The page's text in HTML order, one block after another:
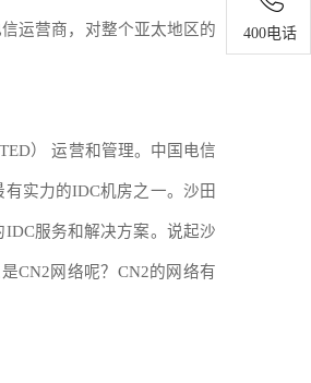
400电话
运营商，对整个亚太地区的
） 运营和管理。中国电信
有实力的IDC机房之一。沙田
IDC服务和解决方案。说起沙
CN2 网络呢？ CN2的网络有